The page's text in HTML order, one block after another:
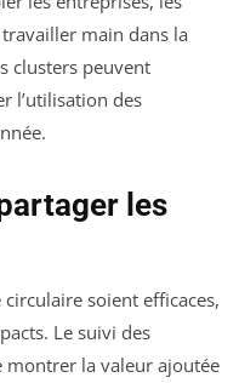
main dans la
clusters peuvent
l’utilisation des
les
soient efficaces,
Le suivi des
montrer la valeur ajoutée